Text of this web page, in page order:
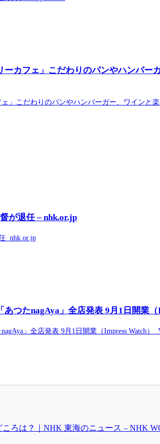
カフェ」こだわりのパンやハンバー
」こだわりのパンやハンバーガー、ワインと
が退任 – nhk.or.jp
nhk.or.jp
つたnagAya」全店発表 9月1日開業
」全店発表 9月1日開業（Impress Watch）
ころは？｜NHK 東海のニュース – NHK